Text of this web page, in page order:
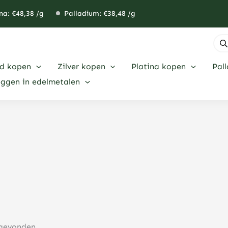
€48,38 /g Palladium: €38,48 /g
kopen Zilver kopen Platina kopen
in edelmetalen